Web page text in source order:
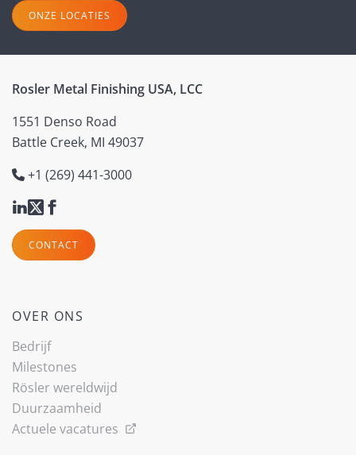
ONZE LOCATIES
Rosler Metal Finishing USA, LCC
1551 Denso Road
Battle Creek, MI 49037
+1 (269) 441-3000
CONTACT
OVER ONS
Bedrijf
Milestones
Rösler wereldwijd
Duurzaamheid
Actuele vacatures